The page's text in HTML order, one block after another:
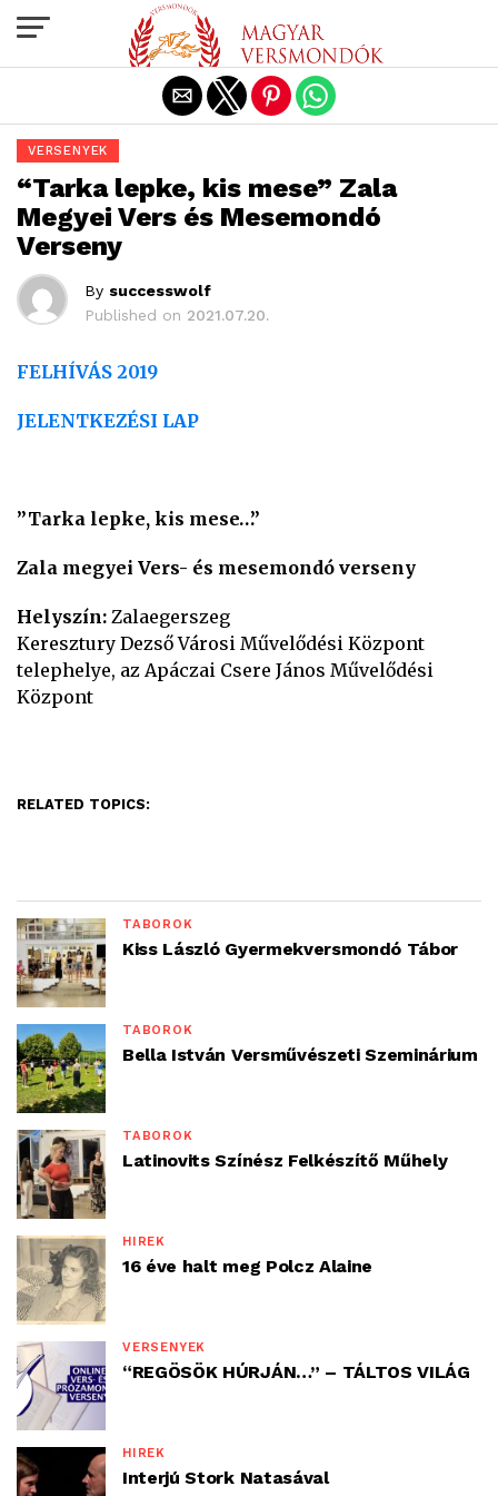
VERSENYEK
“Tarka lepke, kis mese” Zala
Megyei Vers és Mesemondó
Verseny
By successwolf
Published on 2021.07.20.
FELHÍVÁS 2019
JELENTKEZÉSI LAP
”Tarka lepke, kis mese…”
Zala megyei Vers- és mesemondó verseny
Helyszín: Zalaegerszeg
Keresztury Dezső Városi Művelődési Központ
telephelye, az Apáczai Csere János Művelődési
Központ
RELATED TOPICS:
TÁBOROK
Kiss László Gyermekversmondó Tábor
TÁBOROK
Bella István Versművészeti Szeminárium
TÁBOROK
Latinovits Színész Felkészítő Műhely
HÍREK
16 éve halt meg Polcz Alaine
VERSENYEK
“REGÖSÖK HÚRJÁN…” – TÁLTOS VILÁG
HÍREK
Interjú Stork Natasával
Exit mobile version